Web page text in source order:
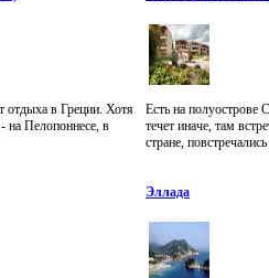
отдыха в Греции. Хотя
на Пелопоннесе, в
Есть на полуострове
течет иначе, там
стране,
Эллада